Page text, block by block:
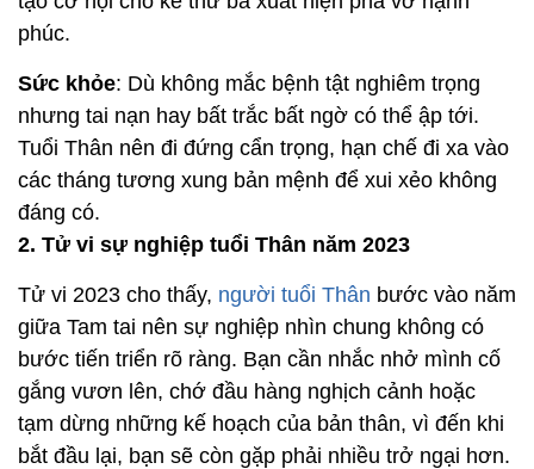
phúc.
Sức khỏe: Dù không mắc bệnh tật nghiêm trọng
nhưng tai nạn hay bất trắc bất ngờ có thể ập tới.
Tuổi Thân nên đi đứng cẩn trọng, hạn chế đi xa vào
các tháng tương xung bản mệnh để xui xẻo không
đáng có.
2. Tử vi sự nghiệp tuổi Thân năm 2023
Tử vi 2023 cho thấy, người tuổi Thân bước vào năm
giữa Tam tai nên sự nghiệp nhìn chung không có
bước tiến triển rõ ràng. Bạn cần nhắc nhở mình cố
gắng vươn lên, chớ đầu hàng nghịch cảnh hoặc
tạm dừng những kế hoạch của bản thân, vì đến khi
bắt đầu lại, bạn sẽ còn gặp phải nhiều trở ngại hơn.